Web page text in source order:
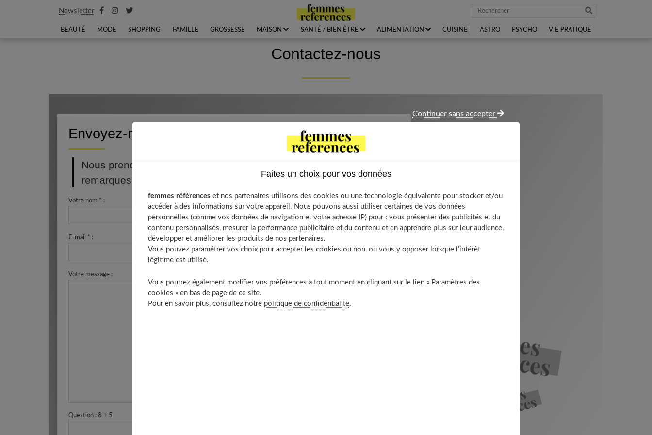
Newsletter Rechercher
BEAUTÉ MODE SHOPPING FAMILLE GROSSESSE MAISON SANTÉ / BIEN ÊTRE ALIMENTATION CUISINE ASTRO PSYCHO VIE PRATIQUE
Contactez-nous
Envoyez-nous votre message
Nous prenons le temps de répondre à vos questions : partenariat,
remarques ou suggestion… n’hésitez pas !
Votre nom * :
E-mail * :
Votre message :
Question : 8 + 5
Faites un choix pour vos données
femmes références et nos partenaires utilisons des cookies ou une technologie équivalente pour stocker et/ou
accéder à des informations sur votre appareil. Nous pouvons aussi utiliser certaines de vos données
personnelles (comme vos données de navigation et votre adresse IP) pour : vous présenter des publicités et du
contenu personnalisés, mesurer la performance publicitaire et du contenu et en apprendre plus sur leur audience,
développer et améliorer les produits de nos partenaires.
Vous pouvez paramétrer vos choix pour accepter les cookies ou non, ou vous y opposer lorsque l’intérêt
légitime est utilisé.
Vous pourrez également modifier vos préférences à tout moment en cliquant sur le lien « Paramètres des
cookies » en bas de page de ce site.
Pour en savoir plus, consultez notre politique de confidentialité.
Continuer sans accepter